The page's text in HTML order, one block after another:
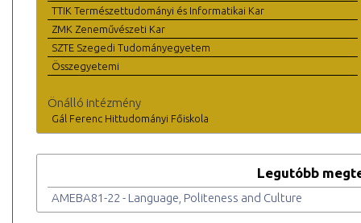
TTIK Természettudományi és Informatikai Kar
ZMK Zeneművészeti Kar
SZTE Szegedi Tudományegyetem
Összegyetemi
Önálló intézmény
Gál Ferenc Hittudományi Főiskola
Legutóbb
AMEBA81-22 - Language, Politeness and Culture